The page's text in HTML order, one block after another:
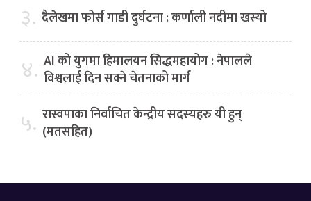
३. दैलेखमा फोर्स गाडी दुर्घटना : कर्णाली नदीमा खस्यो
४. AI को युगमा हिमालयन सिद्धमहायोग : नेपालले
विश्वलाई दिन सक्ने चेतनाको मार्ग
५. रास्वपाका निर्वाचित केन्द्रीय सदस्यहरु यी हुन्
(मतसहित)